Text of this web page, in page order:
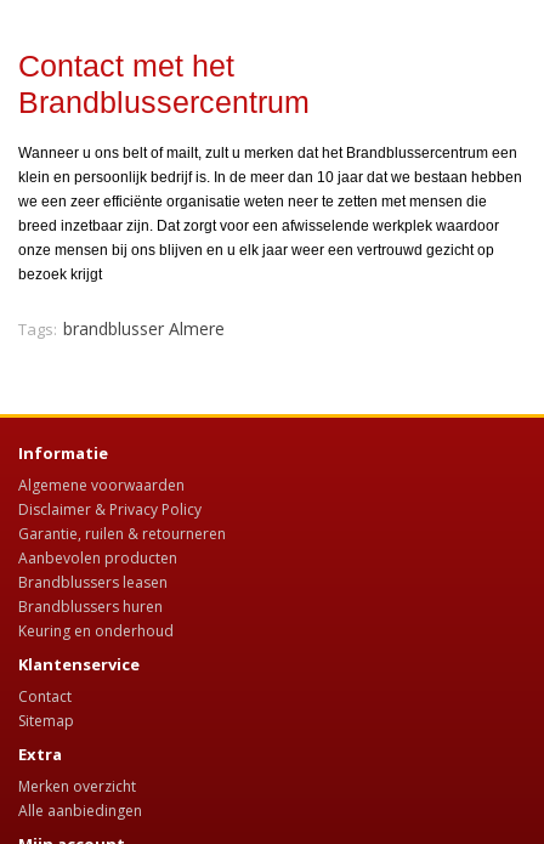
Contact met het
Brandblussercentrum
Wanneer u ons belt of mailt, zult u merken dat het Brandblussercentrum een
klein en persoonlijk bedrijf is. In de meer dan 10 jaar dat we bestaan hebben
we een zeer efficiënte organisatie weten neer te zetten met mensen die
breed inzetbaar zijn. Dat zorgt voor een afwisselende werkplek waardoor
onze mensen bij ons blijven en u elk jaar weer een vertrouwd gezicht op
bezoek krijgt
Tags: brandblusser Almere
Informatie
Algemene voorwaarden
Disclaimer & Privacy Policy
Garantie, ruilen & retourneren
Aanbevolen producten
Brandblussers leasen
Brandblussers huren
Keuring en onderhoud
Klantenservice
Contact
Sitemap
Extra
Merken overzicht
Alle aanbiedingen